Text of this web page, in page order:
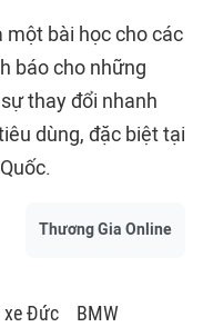
một bài học cho các
báo cho những
thay đổi nhanh
dùng, đặc biệt tại
Thương Gia Online
xe Đức
BMW